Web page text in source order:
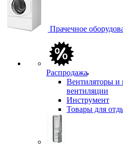
Прачечное
Распродажа
Вентиляторы и
вентиляции
Инструмент
Товары для